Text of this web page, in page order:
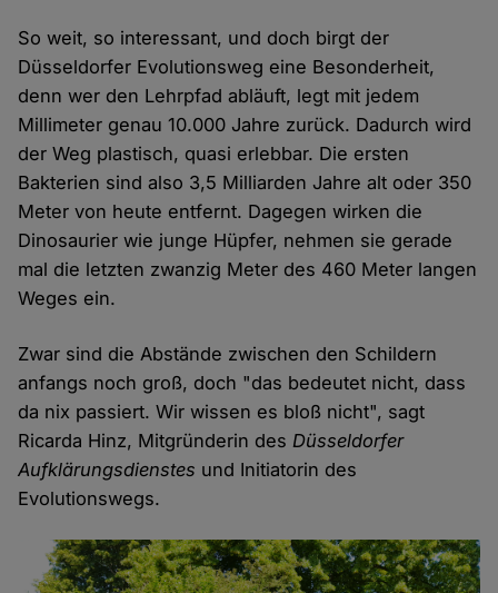
So weit, so interessant, und doch birgt der
Düsseldorfer Evolutionsweg eine Besonderheit,
denn wer den Lehrpfad abläuft, legt mit jedem
Millimeter genau 10.000 Jahre zurück. Dadurch wird
der Weg plastisch, quasi erlebbar. Die ersten
Bakterien sind also 3,5 Milliarden Jahre alt oder 350
Meter von heute entfernt. Dagegen wirken die
Dinosaurier wie junge Hüpfer, nehmen sie gerade
mal die letzten zwanzig Meter des 460 Meter langen
Weges ein.
Zwar sind die Abstände zwischen den Schildern
anfangs noch groß, doch "das bedeutet nicht, dass
da nix passiert. Wir wissen es bloß nicht", sagt
Ricarda Hinz, Mitgründerin desDüsseldorfer
Aufklärungsdienstes und Initiatorin des
Evolutionswegs.